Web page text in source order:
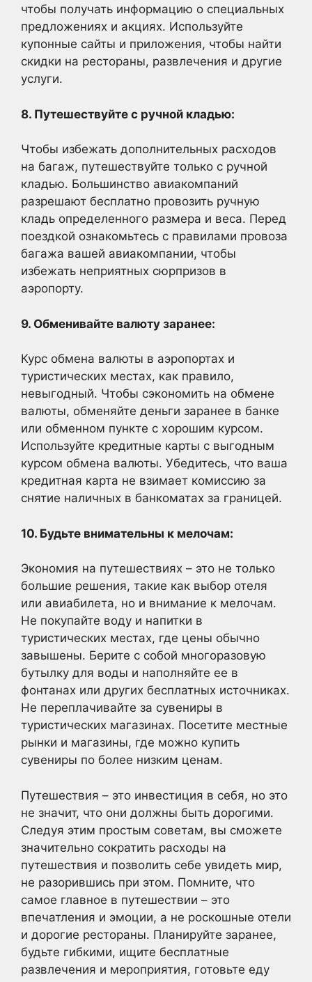
чтобы получать информацию о специальных
предложениях и акциях. Используйте
купонные сайты и приложения, чтобы найти
скидки на рестораны, развлечения и другие
услуги.
8. Путешествуйте с ручной кладью:
Чтобы избежать дополнительных расходов
на багаж, путешествуйте только с ручной
кладью. Большинство авиакомпаний
разрешают бесплатно провозить ручную
кладь определенного размера и веса. Перед
поездкой ознакомьтесь с правилами провоза
багажа вашей авиакомпании, чтобы
избежать неприятных сюрпризов в
аэропорту.
9. Обменивайте валюту заранее:
Курс обмена валюты в аэропортах и
туристических местах, как правило,
невыгодный. Чтобы сэкономить на обмене
валюты, обменяйте деньги заранее в банке
или обменном пункте с хорошим курсом.
Используйте кредитные карты с выгодным
курсом обмена валюты. Убедитесь, что ваша
кредитная карта не взимает комиссию за
снятие наличных в банкоматах за границей.
10. Будьте внимательны к мелочам:
Экономия на путешествиях – это не только
большие решения, такие как выбор отеля
или авиабилета, но и внимание к мелочам.
Не покупайте воду и напитки в
туристических местах, где цены обычно
завышены. Берите с собой многоразовую
бутылку для воды и наполняйте ее в
фонтанах или других бесплатных источниках.
Не переплачивайте за сувениры в
туристических магазинах. Посетите местные
рынки и магазины, где можно купить
сувениры по более низким ценам.
Путешествия – это инвестиция в себя, но это
не значит, что они должны быть дорогими.
Следуя этим простым советам, вы сможете
значительно сократить расходы на
путешествия и позволить себе увидеть мир,
не разорившись при этом. Помните, что
самое главное в путешествии – это
впечатления и эмоции, а не роскошные отели
и дорогие рестораны. Планируйте заранее,
будьте гибкими, ищите бесплатные
развлечения и мероприятия, готовьте еду